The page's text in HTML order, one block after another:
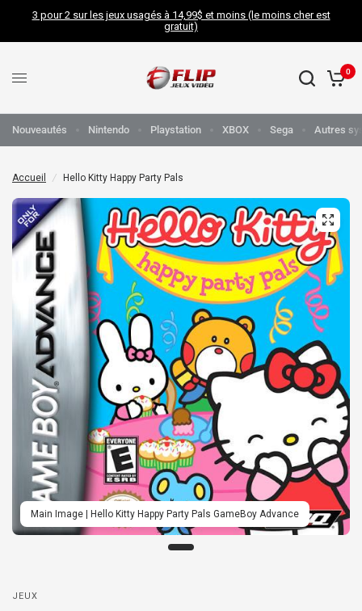
3 pour 2 sur les jeux usagés à 14,99$ et moins (le moins cher est
gratuit)
0
Nouveautés Nintendo Playstation XBOX Sega Autres
Accueil / Hello Kitty Happy Party Pals
Main Image | Hello Kitty Happy Party Pals GameBoy Advance
JEUX